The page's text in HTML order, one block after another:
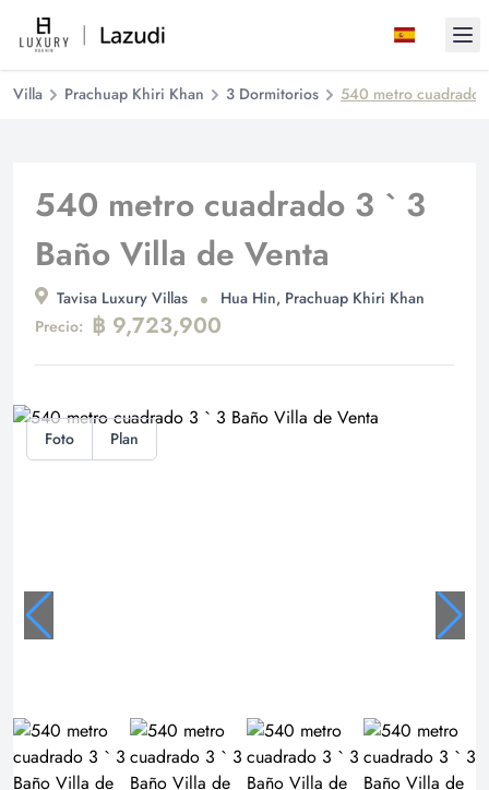
Villa Prachuap Khiri Khan 3 Dormitorios 540 metro cuadrado
540 metro cuadrado 3 ` 3
Baño Villa de Venta
Tavisa Luxury Villas
Hua Hin, Prachuap Khiri Khan
Precio: ฿ 9,723,900
Foto Plan